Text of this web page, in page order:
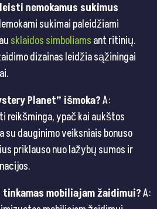
nemokamus sukimus
sukimai paleidžiami
sklaidos simboliams ant ritinių.
dizainas leidžia sąžiningai
Planet” išmoka?A:
reikšminga, ypač kai aukštos
dauginimo veiksniais bonuso
priklauso nuo lažybų sumos ir
tinkamas mobiliajam žaidimui?A: